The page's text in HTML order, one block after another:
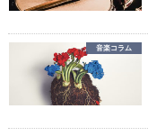
音楽コラム